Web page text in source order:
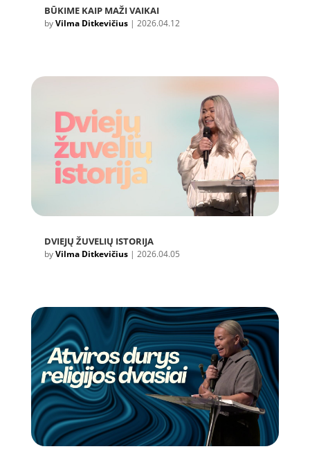
BŪKIME KAIP MAŽI VAIKAI
byVilma Ditkevičius| 2026.04.12
DVIEJŲ ŽUVELIŲ ISTORIJA
byVilma Ditkevičius| 2026.04.05